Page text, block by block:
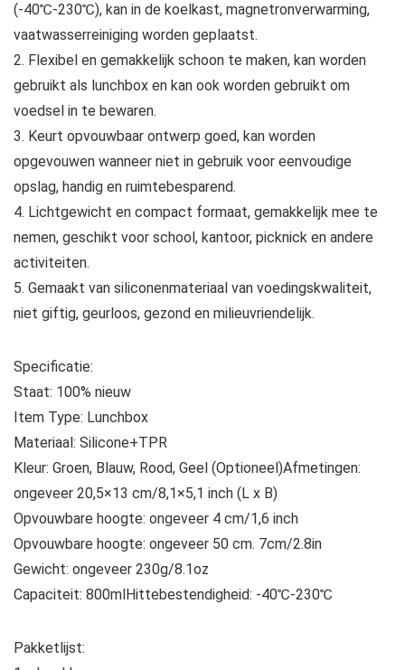
(-40℃-230℃), kan in de koelkast, magnetronverwarming,
vaatwasserreiniging worden geplaatst.
2. Flexibel en gemakkelijk schoon te maken, kan worden
gebruikt als lunchbox en kan ook worden gebruikt om
voedsel in te bewaren.
3. Keurt opvouwbaar ontwerp goed, kan worden
opgevouwen wanneer niet in gebruik voor eenvoudige
opslag, handig en ruimtebesparend.
4. Lichtgewicht en compact formaat, gemakkelijk mee te
nemen, geschikt voor school, kantoor, picknick en andere
activiteiten.
5. Gemaakt van siliconenmateriaal van voedingskwaliteit,
niet giftig, geurloos, gezond en milieuvriendelijk.
Specificatie:
Staat: 100% nieuw
Item Type: Lunchbox
Materiaal: Silicone+TPR
Kleur: Groen, Blauw, Rood, Geel (Optioneel)Afmetingen:
ongeveer 20,5×13 cm/8,1×5,1 inch (L x B)
Opvouwbare hoogte: ongeveer 4 cm/1,6 inch
Opvouwbare hoogte: ongeveer 50 cm. 7cm/2.8in
Gewicht: ongeveer 230g/8.1oz
Capaciteit: 800mlHittebestendigheid: -40℃-230℃
Pakketlijst: